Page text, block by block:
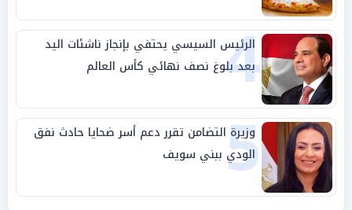
4
الرئيس السيسي يحتفي بإنجاز ناشئات اليد
بعد بلوغ نصف نهائي كأس العالم
5
وزيرة التضامن تقرر دعم أسر ضحايا حادث نفق
الودي ببني سويف